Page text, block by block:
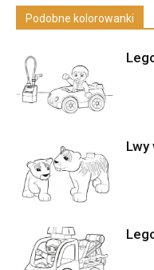
Podobne kolorowanki
Lwy